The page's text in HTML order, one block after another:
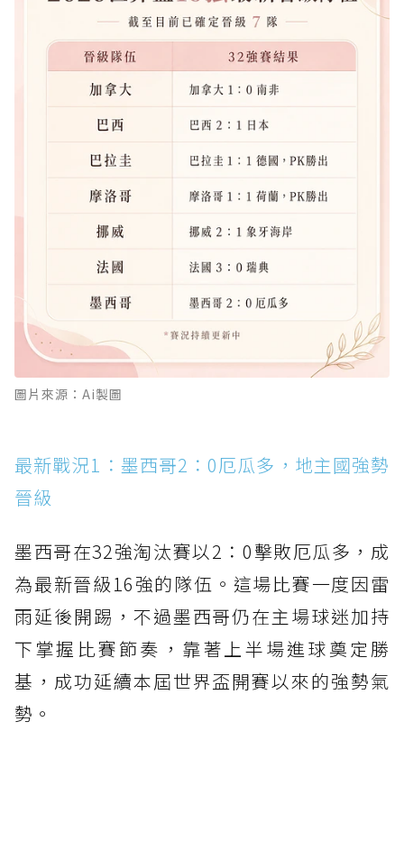
圖片來源：Ai製圖
最新戰況1：墨西哥2：0厄瓜多，地主國強勢
晉級
墨西哥在32強淘汰賽以2：0擊敗厄瓜多，成
為最新晉級16強的隊伍。這場比賽一度因雷
雨延後開踢，不過墨西哥仍在主場球迷加持
下掌握比賽節奏，靠著上半場進球奠定勝
基，成功延續本屆世界盃開賽以來的強勢氣
勢。